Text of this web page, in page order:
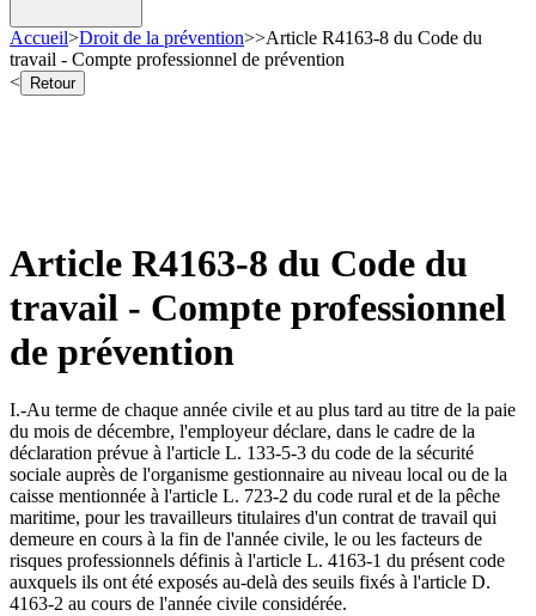
Accueil>Droit de la prévention>>Article R4163-8 du Code du
travail - Compte professionnel de prévention
<
Retour
Article R4163-8 du Code du
travail - Compte professionnel
de prévention
I.-Au terme de chaque année civile et au plus tard au titre de la paie
du mois de décembre, l'employeur déclare, dans le cadre de la
déclaration prévue à l'article L. 133-5-3 du code de la sécurité
sociale auprès de l'organisme gestionnaire au niveau local ou de la
caisse mentionnée à l'article L. 723-2 du code rural et de la pêche
maritime, pour les travailleurs titulaires d'un contrat de travail qui
demeure en cours à la fin de l'année civile, le ou les facteurs de
risques professionnels définis à l'article L. 4163-1 du présent code
auxquels ils ont été exposés au-delà des seuils fixés à l'article D.
4163-2 au cours de l'année civile considérée.